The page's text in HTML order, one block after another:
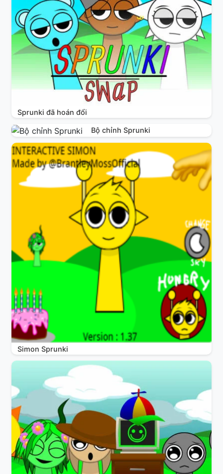
Sprunki đã hoán đổi
Bộ chỉnh Sprunki
Simon Sprunki